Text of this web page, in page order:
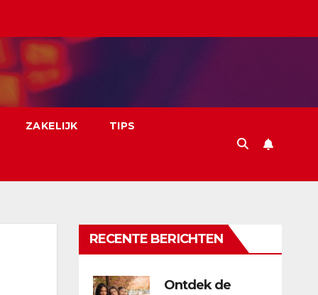
ZAKELIJK TIPS
RECENTE BERICHTEN
Ontdek de